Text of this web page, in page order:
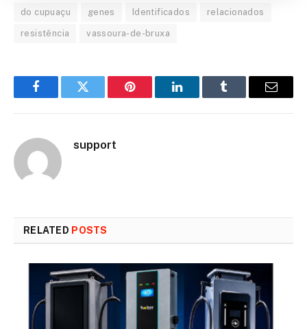
do cupuaçu genes Identificados relacionados
resistência vassoura-de-bruxa
FacebookTwitter Pinterest LinkedInTumblr Email
support
RELATED POSTS